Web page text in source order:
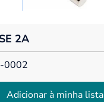
2A
0002
Adicionar à minha lista